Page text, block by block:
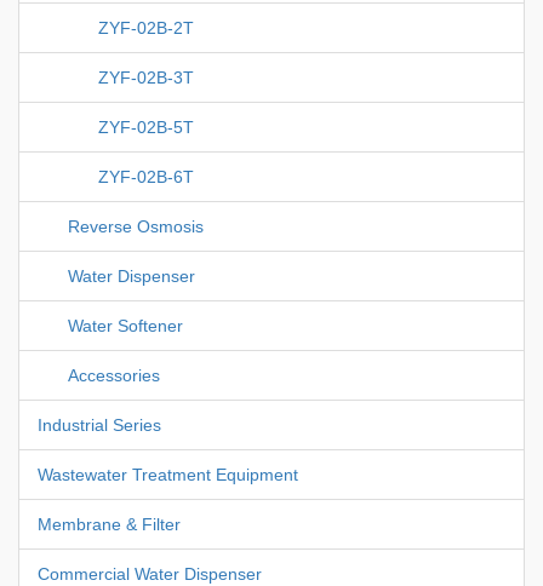
ZYF-02B-2T
ZYF-02B-3T
ZYF-02B-5T
ZYF-02B-6T
Reverse Osmosis
Water Dispenser
Water Softener
Accessories
Industrial Series
Wastewater Treatment Equipment
Membrane & Filter
Commercial Water Dispenser